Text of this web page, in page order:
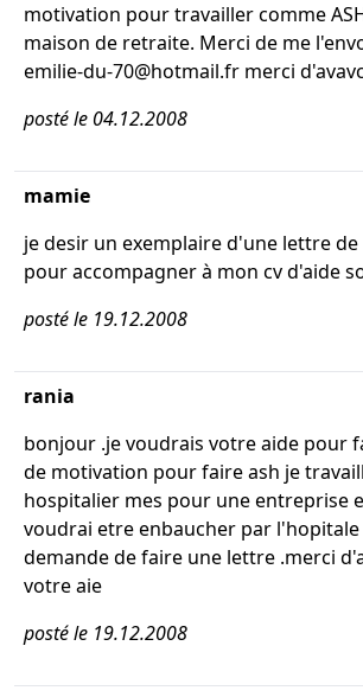
motivation pour travailler comme
maison de retraite. Merci de me
emilie-du-70@hotmail.fr merci
posté le 04.12.2008
mamie
je desir un exemplaire d'une lettre
pour accompagner à mon cv d'aide
posté le 19.12.2008
rania
bonjour .je voudrais votre aide pour
de motivation pour faire ash je
hospitalier mes pour une entreprise
voudrai etre enbaucher par
demande de faire une lettre .merci
votre aie
posté le 19.12.2008